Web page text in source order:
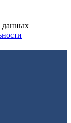
данных